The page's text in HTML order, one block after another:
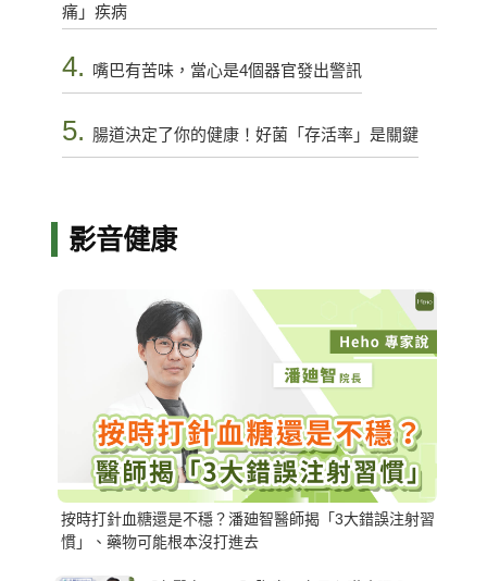
痛」疾病
4. 嘴巴有苦味，當心是4個器官發出警訊
5. 腸道決定了你的健康！好菌「存活率」是關鍵
影音健康
按時打針血糖還是不穩？潘廸智醫師揭「3大錯誤注射習
慣」、藥物可能根本沒打進去